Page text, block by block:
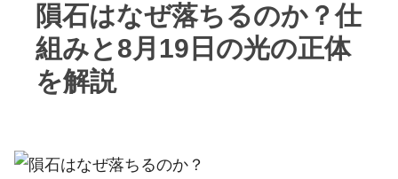
隕石はなぜ落ちるのか？仕
組みと8月19日の光の正体
を解説